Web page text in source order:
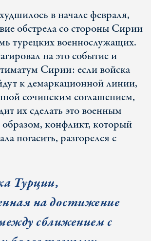
в начале февраля,
обстрела со стороны Сирии
турецких военнослужащих.
на это событие и
Сирии: если войска
к демаркационной линии,
сочинским соглашением,
их сделать это военным
конфликт, который
погасить, разгорелся с
Турции,
на достижение
сближением с